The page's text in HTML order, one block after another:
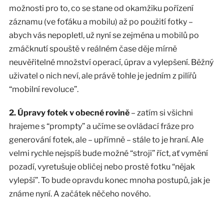
možnosti pro to, co se stane od okamžiku pořízení
záznamu (ve foťáku a mobilu) až po použití fotky –
abych vás nepopletl, už nyní se zejména u mobilů po
zmáčknutí spouště v reálném čase děje mírně
neuvěřitelné množství operací, úprav a vylepšení. Běžný
uživatel o nich neví, ale právě tohle je jedním z pilířů
“mobilní revoluce”.
2. Úpravy fotek v obecné rovině– zatím si všichni
hrajeme s “prompty” a učíme se ovládací fráze pro
generování fotek, ale – upřímně – stále to je hraní. Ale
velmi rychle nejspíš bude možné “stroji” říct, ať vymění
pozadí, vyretušuje obličej nebo prostě fotku “nějak
vylepší”. To bude opravdu konec mnoha postupů, jak je
známe nyní. A začátek něčeho nového.